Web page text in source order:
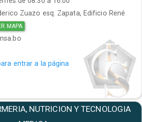
Zuazo esq. Zapata, Edificio René
MAPA
entrar a la página
NUTRICION Y TECNOLOGIA